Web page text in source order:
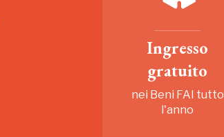
Ingresso
gratuito
nei Beni FAI tutto
l'anno